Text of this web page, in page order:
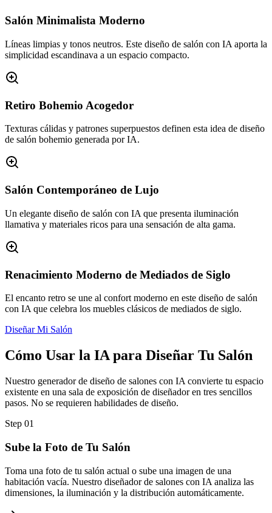
Salón Minimalista Moderno
Líneas limpias y tonos neutros. Este diseño de salón con IA aporta la
simplicidad escandinava a un espacio compacto.
Retiro Bohemio Acogedor
Texturas cálidas y patrones superpuestos definen esta idea de diseño
de salón bohemio generada por IA.
Salón Contemporáneo de Lujo
Un elegante diseño de salón con IA que presenta iluminación
llamativa y materiales ricos para una sensación de alta gama.
Renacimiento Moderno de Mediados de Siglo
El encanto retro se une al confort moderno en este diseño de salón
con IA que celebra los muebles clásicos de mediados de siglo.
Diseñar Mi Salón
Cómo Usar la IA para Diseñar Tu Salón
Nuestro generador de diseño de salones con IA convierte tu espacio
existente en una sala de exposición de diseñador en tres sencillos
pasos. No se requieren habilidades de diseño.
Step 01
Sube la Foto de Tu Salón
Toma una foto de tu salón actual o sube una imagen de una
habitación vacía. Nuestro diseñador de salones con IA analiza las
dimensiones, la iluminación y la distribución automáticamente.